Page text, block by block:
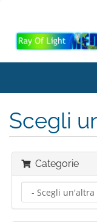
Scegli
Categorie